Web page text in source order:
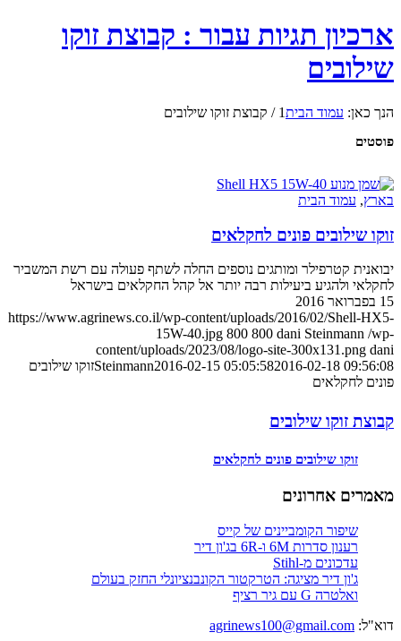
ארכיון תגיות עבור : קבוצת זוקו
שילובים
הנך כאן: עמוד הבית1
/ קבוצת זוקו שילובים
פוסטים
בארץ, עמוד הבית
זוקו שילובים פונים לחקלאים
יבואנית קטרפילר ומותגים נוספים החלה לשתף פעולה עם רשת המשביר
לחקלאי ולהגיע ביעילות רבה יותר אל קהל החקלאים בישראל
15 בפברואר 2016
https://www.agrinews.co.il/wp-content/uploads/2016/02/Shell-HX5-
15W-40.jpg 800 800 dani Steinmann /wp-
content/uploads/2023/08/logo-site-300x131.png dani
Steinmann2016-02-15 05:05:582016-02-18 09:56:08
זוקו שילובים
פונים לחקלאים
קבוצת זוקו שילובים
זוקו שילובים פונים לחקלאים
מאמרים אחרונים
שיפור הקומביינים של קייס
רענון סדרות 6M ו-6R בג'ון דיר
עדכונים מ-Stihl
ג'ון דיר מציגה: הטרקטור הקונבנציונלי החזק בעולם
ואלטרה G עם גיר רציף
דוא"ל: agrinews100@gmail.com